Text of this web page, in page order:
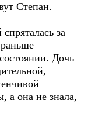
Степан.
за
Дочь
а она не знала,